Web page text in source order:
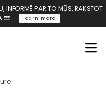
INFORMĒ PAR TO MŪS, RAKSTOT
learn more